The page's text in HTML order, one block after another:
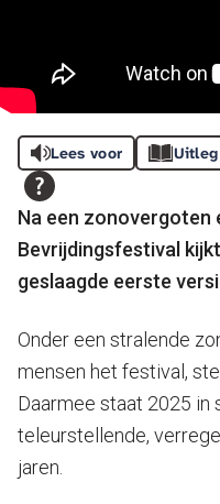
Lees voor
Na een zonovergoten
Bevrijdingsfestival
geslaagde eerste
Onder een stralende
mensen het festival,
Daarmee staat 2025
teleurstellende,
jaren.